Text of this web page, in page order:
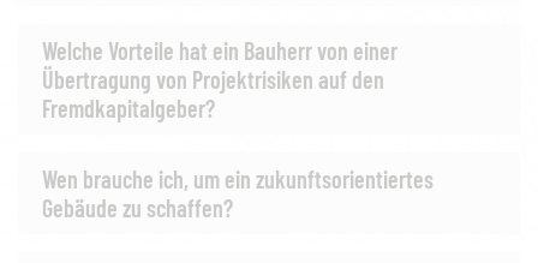
Welche Vorteile hat ein Bauherr von einer
Übertragung von Projektrisiken auf den
Fremdkapitalgeber?
Wen brauche ich, um ein zukunftsorientiertes
Gebäude zu schaffen?